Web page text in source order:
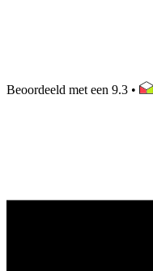
Beoordeeld met een 9.3 •